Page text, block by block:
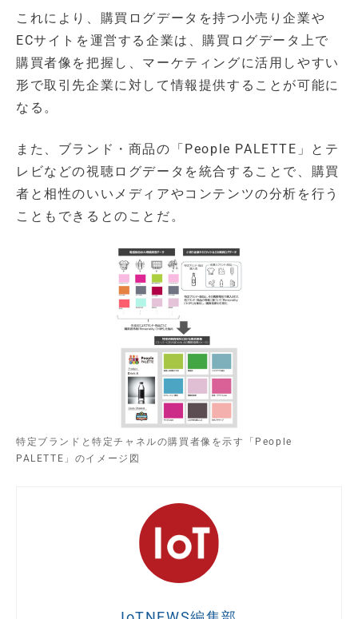
これにより、購買ログデータを持つ小売り企業や
ECサイトを運営する企業は、購買ログデータ上で
購買者像を把握し、マーケティングに活用しやすい
形で取引先企業に対して情報提供することが可能に
なる。
また、ブランド・商品の「People PALETTE」とテ
レビなどの視聴ログデータを統合することで、購買
者と相性のいいメディアやコンテンツの分析を行う
こともできるとのことだ。
特定ブランドと特定チャネルの購買者像を示す「People
PALETTE」のイメージ図